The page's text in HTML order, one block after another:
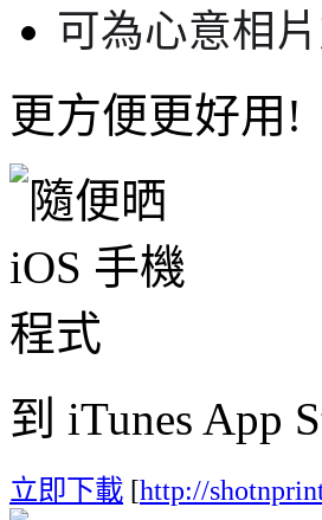
可為心意相
更方便更好用!
到 iTunes App
立即下載 [http://